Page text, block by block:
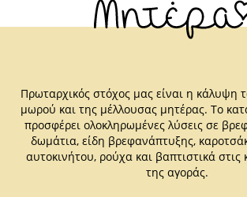
Πρωταρχικός στόχος μας είναι η κάλυψη
μωρού και της μέλλουσας μητέρας. Το
προσφέρει ολοκληρωμένες λύσεις σε
δωμάτια, είδη βρεφανάπτυξης,
αυτοκινήτου, ρούχα και βαπτιστικά στις
της αγοράς.